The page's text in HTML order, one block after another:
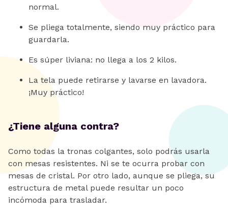
normal.
Se pliega totalmente, siendo muy práctico para
guardarla.
Es súper liviana: no llega a los 2 kilos.
La tela puede retirarse y lavarse en lavadora.
¡Muy práctico!
¿Tiene alguna contra?
Como todas la tronas colgantes, solo podrás usarla
con mesas resistentes. Ni se te ocurra probar con
mesas de cristal. Por otro lado, aunque se pliega, su
estructura de metal puede resultar un poco
incómoda para trasladar.